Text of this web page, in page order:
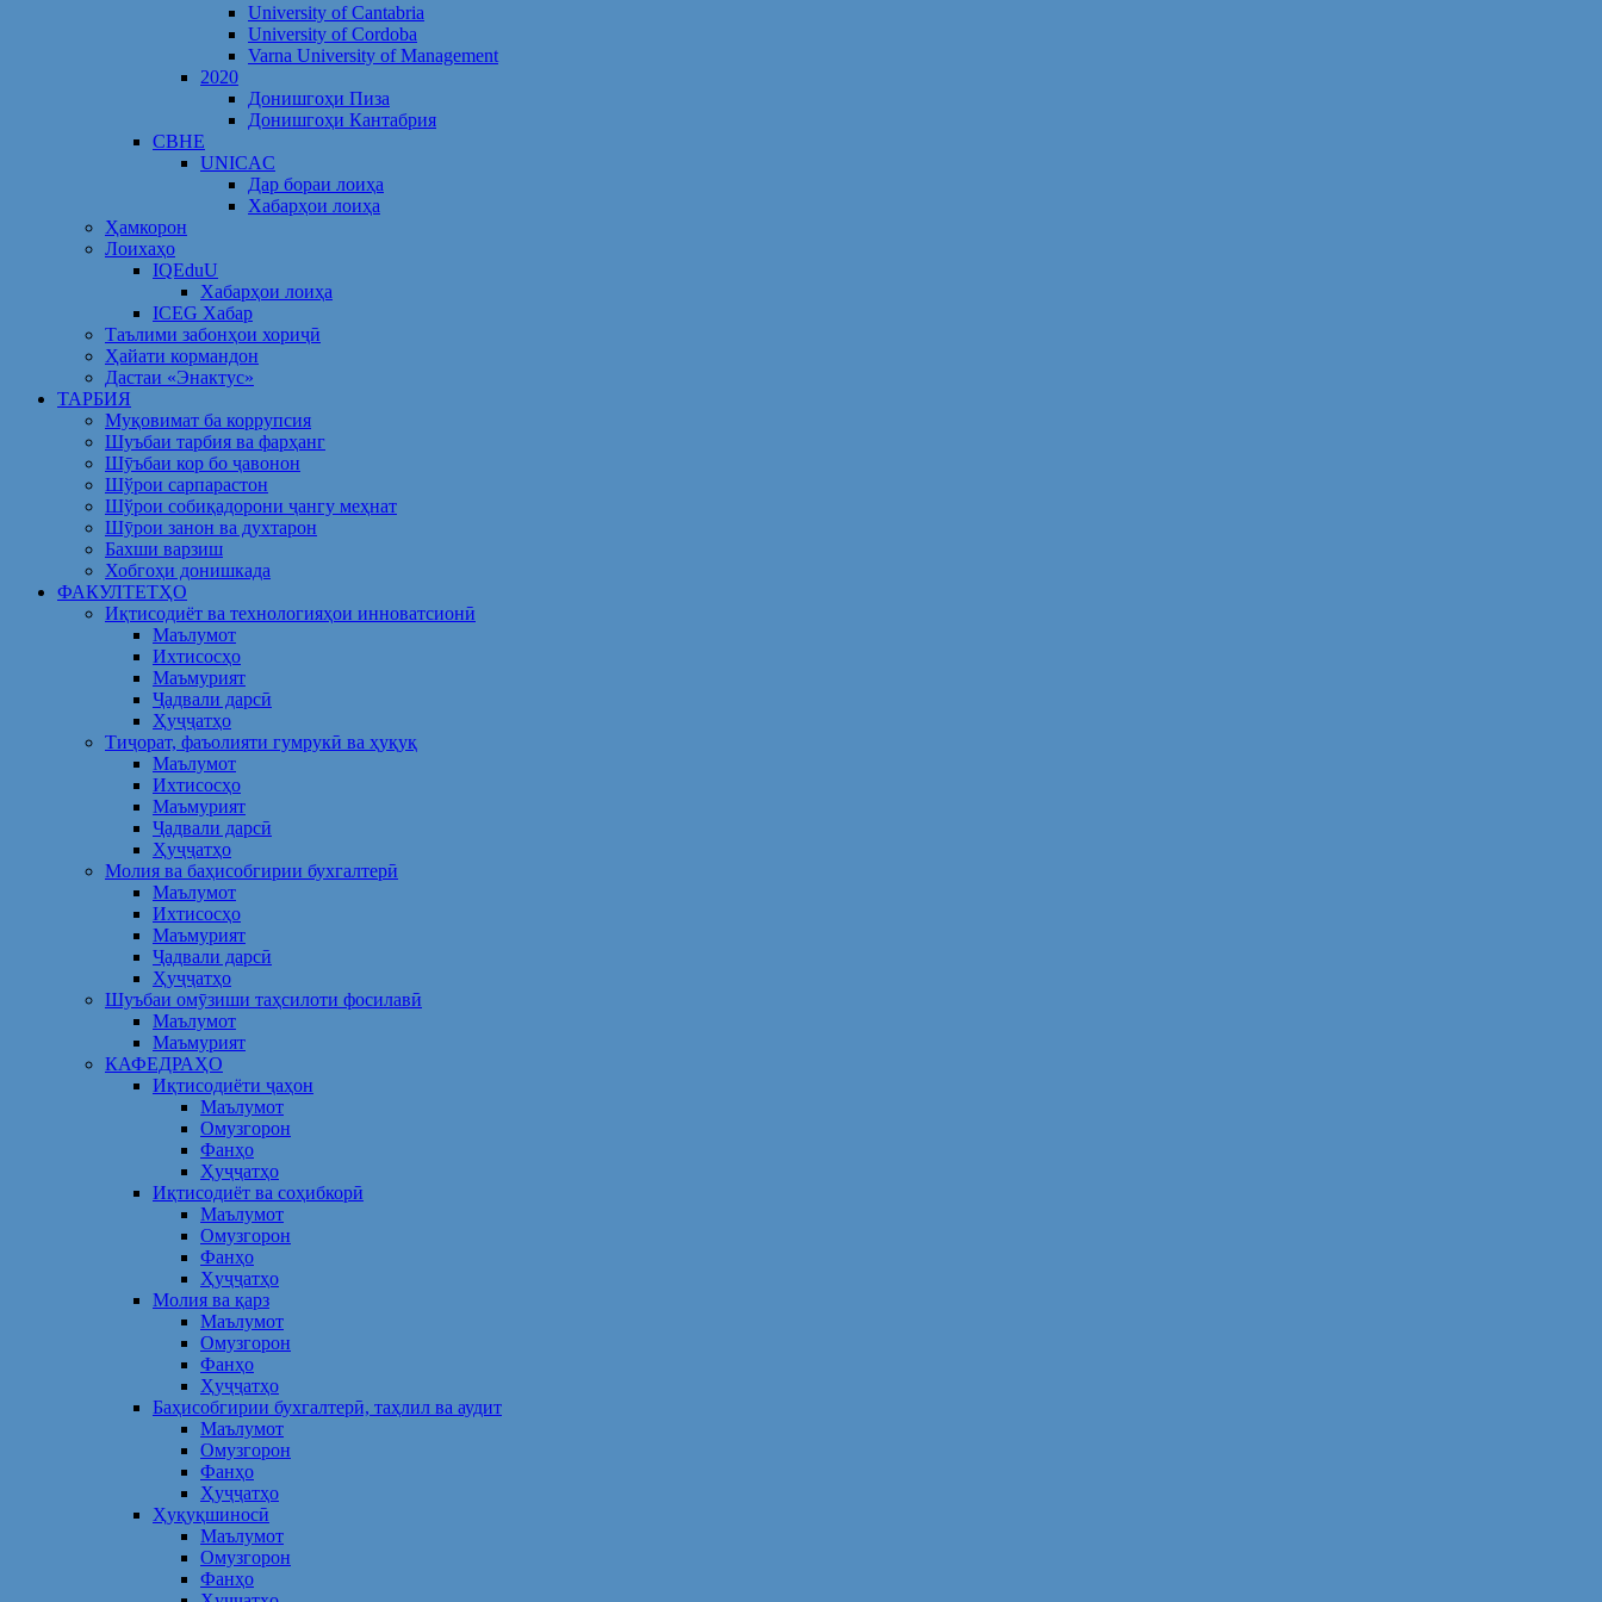
University of Cantabria
University of Cordoba
Varna University of Management
2020
Донишгоҳи Пиза
Донишгоҳи Кантабрия
CBHE
UNICAC
Дар бораи лоиҳа
Хабарҳои лоиҳа
Ҳамкорон
Лоихаҳо
IQEduU
Хабарҳои лоиҳа
ICEG Хабар
Таълими забонҳои хориҷӣ
Ҳайати кормандон
Дастаи «Энактус»
ТАРБИЯ
Муқовимат ба коррупсия
Шуъбаи тарбия ва фарҳанг
Шӯъбаи кор бо ҷавонон
Шўрои сарпарастон
Шўрои собиқадорони ҷангу меҳнат
Шӯрои занон ва духтарон
Бахши варзиш
Хобгоҳи донишкада
ФАКУЛТЕТҲО
Иқтисодиёт ва технологияҳои инноватсионӣ
Маълумот
Ихтисосҳо
Маъмурият
Ҷадвали дарсӣ
Ҳуҷҷатҳо
Тиҷорат, фаъолияти гумрукӣ ва ҳуқуқ
Маълумот
Ихтисосҳо
Маъмурият
Ҷадвали дарсӣ
Ҳуҷҷатҳо
Молия ва баҳисобгирии бухгалтерӣ
Маълумот
Ихтисосҳо
Маъмурият
Ҷадвали дарсӣ
Ҳуҷҷатҳо
Шуъбаи омӯзиши таҳсилоти фосилавӣ
Маълумот
Маъмурият
КАФЕДРАҲО
Иқтисодиёти ҷаҳон
Маълумот
Омузгорон
Фанҳо
Ҳуҷҷатҳо
Иқтисодиёт ва соҳибкорӣ
Маълумот
Омузгорон
Фанҳо
Ҳуҷҷатҳо
Молия ва қарз
Маълумот
Омузгорон
Фанҳо
Ҳуҷҷатҳо
Баҳисобгирии бухгалтерӣ, таҳлил ва аудит
Маълумот
Омузгорон
Фанҳо
Ҳуҷҷатҳо
Ҳуқуқшиносӣ
Маълумот
Омузгорон
Фанҳо